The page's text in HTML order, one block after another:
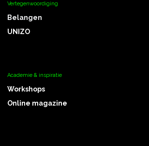
Vertegenwoordiging
Belangen
UNIZO
Academie & inspiratie
Workshops
Online magazine